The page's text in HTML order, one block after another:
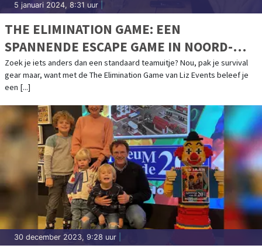
5 januari 2024, 8:31 uur
THE ELIMINATION GAME: EEN
SPANNENDE ESCAPE GAME IN NOORD-
HOLLAND
Zoek je iets anders dan een standaard teamuitje? Nou, pak je survival
gear maar, want met de The Elimination Game van Liz Events beleef je
een [...]
30 december 2023, 9:28 uur